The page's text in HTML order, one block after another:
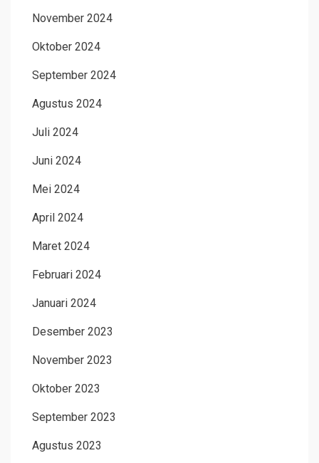
November 2024
Oktober 2024
September 2024
Agustus 2024
Juli 2024
Juni 2024
Mei 2024
April 2024
Maret 2024
Februari 2024
Januari 2024
Desember 2023
November 2023
Oktober 2023
September 2023
Agustus 2023